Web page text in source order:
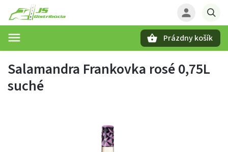
Prázdny košík
Salamandra Frankovka rosé 0,75L
suché